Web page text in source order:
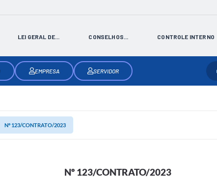
LEI GERAL DE... CONSELHOS... CONTROLE INTERNO
EMPRESA SERVIDOR
Nº 123/CONTRATO/2023
Nº 123/CONTRATO/2023